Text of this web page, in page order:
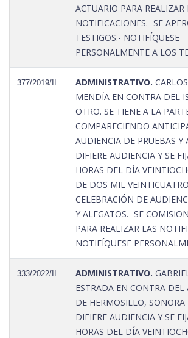
ACTUARIO PARA REALIZAR
NOTIFICACIONES.- SE
TESTIGOS.- NOTIFÍQUESE
PERSONALMENTE A LOS
377/2019/II ADMINISTRATIVO.
MENDÍA EN CONTRA DEL
OTRO. SE TIENE A LA
COMPARECIENDO
AUDIENCIA DE PRUEBAS Y
DIFIERE AUDIENCIA Y SE
HORAS DEL DÍA
DE DOS MIL
CELEBRACIÓN DE
Y ALEGATOS.- SE
PARA REALIZAR LAS
NOTIFÍQUESE
333/2022/II ADMINISTRATIVO.
ESTRADA EN CONTRA
DE HERMOSILLO, SONORA
DIFIERE AUDIENCIA Y SE
HORAS DEL DÍA